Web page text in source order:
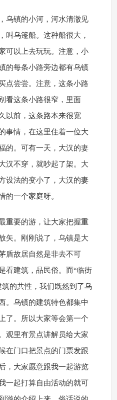
乌镇的小河，河水清澈见
叫乌篷船。这种船很大，
可以上去玩玩。注意，小
的每条小路旁边都有乌镇
点尝尝。注意，这条小路
看这条小路很窄，里面
以前，这条路本来很宽
事情，在这里住着一位大
的。可有一天，大汉的妻
汉不穿，就吵起了架。大
设法的变小了，大汉的妻
的一个家庭呀。
重要的游，让大家把握重
矢。刚刚说了，乌镇是大
盾故居自然是非去不可
看建筑，品民俗。而“临街
的共性，我们既然到了乌
。乌镇的建筑特色都集中
了。所以大家等会第一个
观里有景点讲解员给大家
在门口把景点的门票发跟
，大家愿意跟我一起游览
一起打算自由活动的就可